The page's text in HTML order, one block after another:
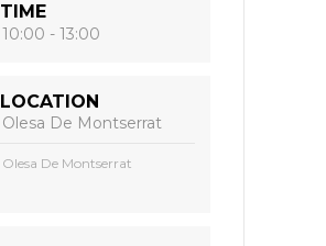
TIME
10:00 - 13:00
LOCATION
Olesa De Montserrat
Olesa De Montserrat